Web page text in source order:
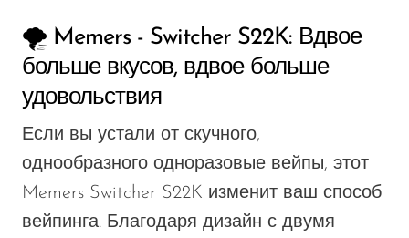
🌪️ Memers - Switcher S22K: Вдвое
больше вкусов, вдвое больше
удовольствия
Если вы устали от скучного,
однообразного одноразовые вейпы, этот
Memers Switcher S22K изменит ваш способ
вейпинга. Благодаря дизайн с двумя